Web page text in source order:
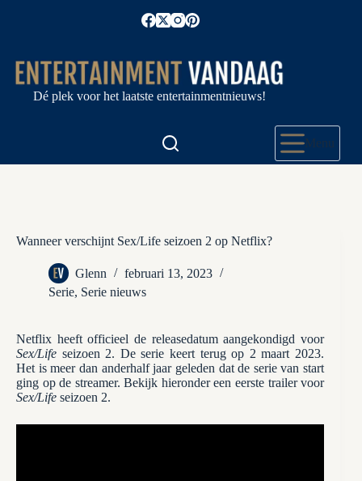
Dé plek voor het laatste entertainmentnieuws!
Menu
Wanneer verschijnt Sex/Life seizoen 2 op Netflix?
Glenn
februari 13, 2023
Serie, Serie nieuws
Netflix heeft officieel de releasedatum aangekondigd voor
Sex/Life seizoen 2. De serie keert terug op 2 maart 2023.
Het is meer dan anderhalf jaar geleden dat de serie van start
ging op de streamer. Bekijk hieronder een eerste trailer voor
Sex/Life seizoen 2.